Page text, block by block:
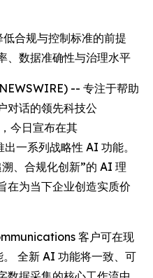
合规与控制标准的前提
、数据准确性与治理水平
-- 专注于帮助
对话的领先科技公
今日宣布在其
一系列战略性 AI 功能。
、合规化创新”的 AI 理
在为当下企业创造实质价
客户可在现
全新 AI 功能将一致、可